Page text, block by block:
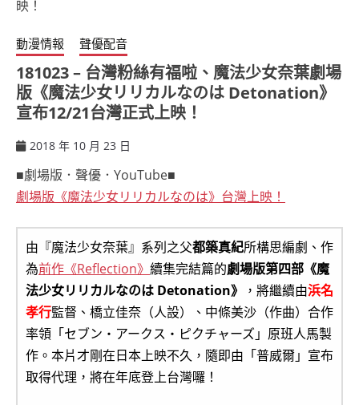
動漫情報 聲優配音
181023 – 台灣粉絲有福啦、魔法少女奈葉劇場
版《魔法少女リリカルなのは Detonation》
宣布12/21台灣正式上映！
2018 年 10 月 23 日
■劇場版．聲優．YouTube■
劇場版《魔法少女リリカルなのは》台灣上映！
由『魔法少女奈葉』系列之父都築真紀所構思編劇、作
為前作《Reflection》 續集完結篇的劇場版第四部《魔
法少女リリカルなのは Detonation》
，將繼續由浜名
孝行監督、橋立佳奈（人設）、中條美沙（作曲）合作
率領「セブン・アークス・ピクチャーズ」原班人馬製
作。本片才剛在日本上映不久，隨即由「普威爾」宣布
取得代理，將在年底登上台灣囉！